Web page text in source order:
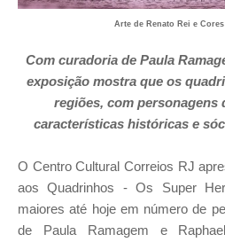
Arte de Renato Rei e
Com curadoria de Paula
exposição mostra que os
regiões, com personagens
características históricas e
O Centro Cultural Correios RJ
aos Quadrinhos - Os Super
maiores até hoje em número de
de Paula Ramagem e